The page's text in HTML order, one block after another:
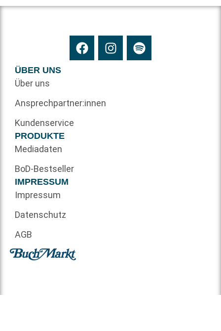
ÜBER UNS
Über uns
Ansprechpartner:innen
Kundenservice
PRODUKTE
Mediadaten
BoD-Bestseller
IMPRESSUM
Impressum
Datenschutz
AGB